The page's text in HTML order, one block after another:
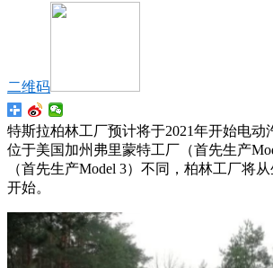
二维码
特斯拉柏林工厂预计将于2021年开始电动
位于美国加州弗里蒙特工厂（首先生产
（首先生产Model 3）不同，柏林工厂将
开始。